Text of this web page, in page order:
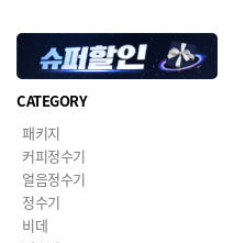
CATEGORY
패키지
커피정수기
얼음정수기
정수기
비데